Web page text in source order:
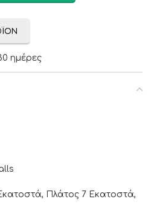
ημέρες
Πλάτος 7 Εκατοστά,